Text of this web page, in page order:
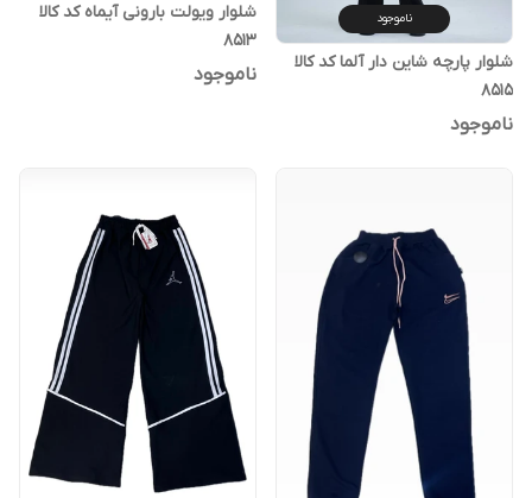
ناموجود
شلوار پارچه شاین دار آلما کد کالا
۸۵۱۵
ناموجود
شلوار ویولت بارونی آیماه کد کالا
۸۵۱۳
ناموجود